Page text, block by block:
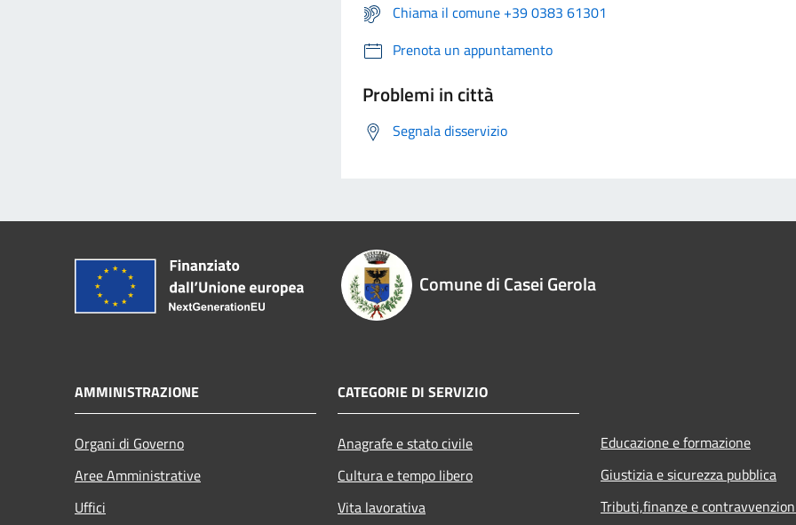
Chiama il comune +39 0383 61301
Prenota un appuntamento
Problemi in città
Segnala disservizio
Comune di Casei Gerola
AMMINISTRAZIONE
Organi di Governo
Aree Amministrative
Uffici
CATEGORIE DI SERVIZIO
Anagrafe e stato civile
Cultura e tempo libero
Vita lavorativa
Educazione e formazione
Giustizia e sicurezza pubblica
Tributi,finanze e